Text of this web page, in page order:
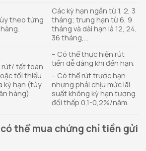
theo từng
Các kỳ hạn ngắn từ 1, 2, 3
tháng; trung hạn từ 6, 9
tháng và dài hạn là 12, 24,
36 tháng,…
rút/ tất toán
tối thiểu
kỳ hạn (tùy
hàng).
– Có thể thực hiện rút
tiền dễ dàng khi đến hạn.
– Có thể rút trước hạn
nhưng phải chịu mức lãi
suất không kỳ hạn tương
đối thấp 0,1-0,2%/năm.
thể mua chứng chỉ tiền gửi